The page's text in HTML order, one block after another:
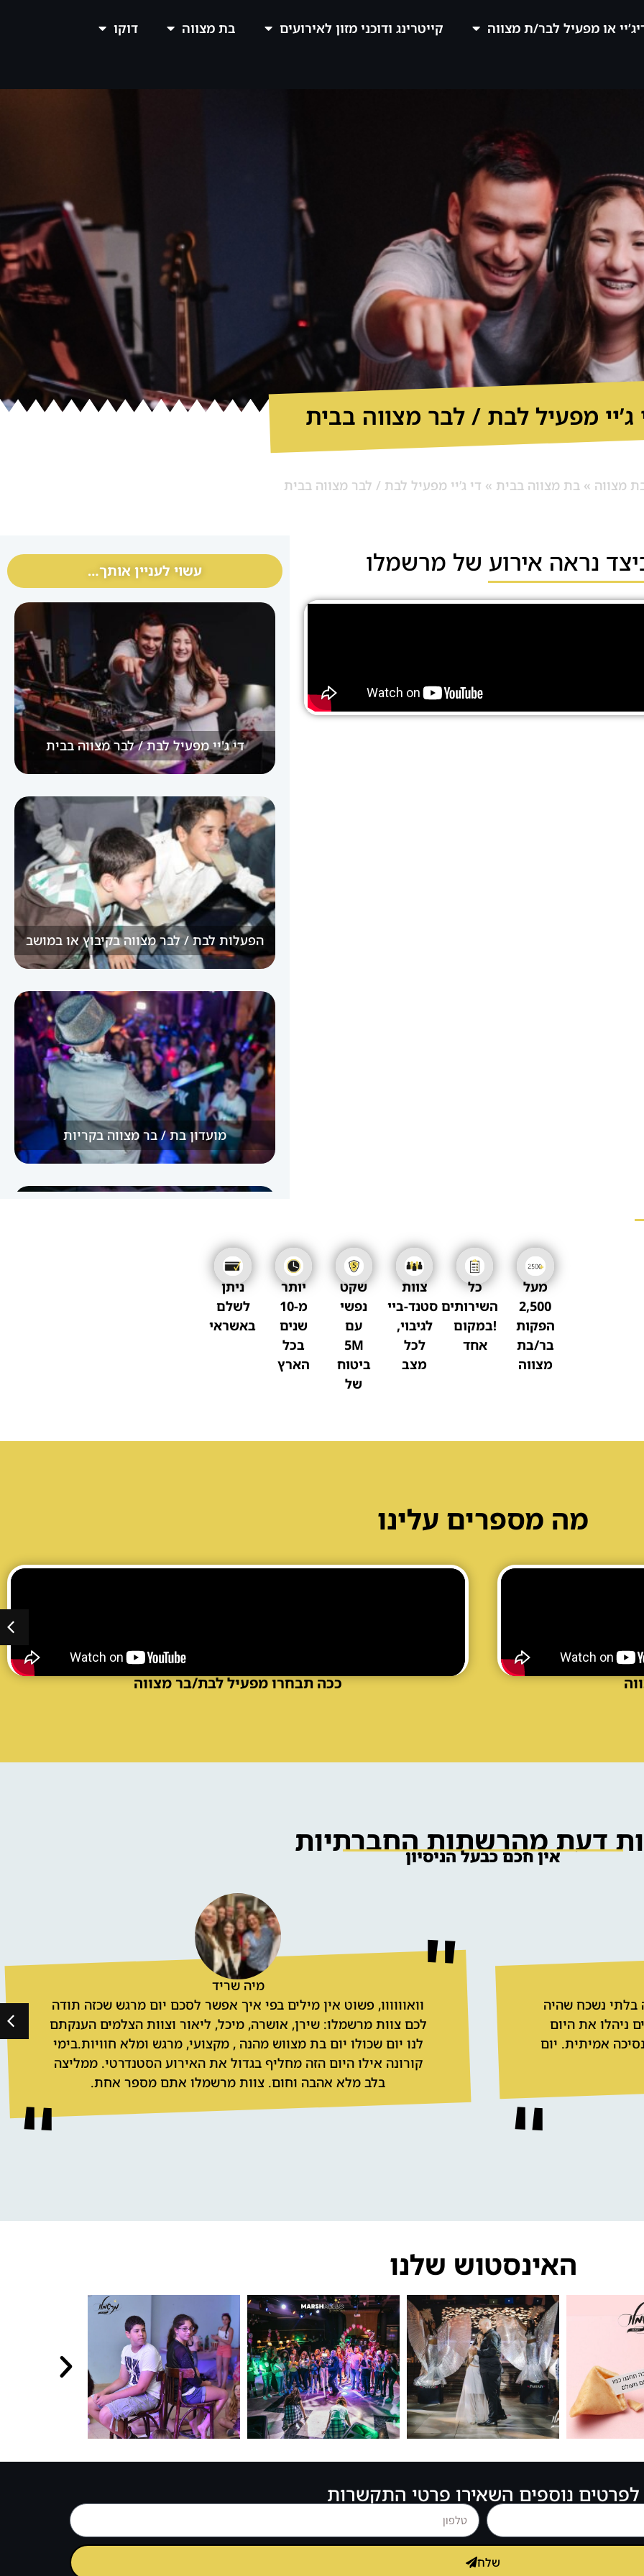
או מפעיל לבר/ת מצווה קייטרינג ודוכני מזון לאירועים בת מצווה דוקו
ג’יי מפעיל לבת / לבר מצווה בבית
מצווה » בת מצווה בבית » די ג’יי מפעיל לבת / לבר מצווה בבית
נראה אירוע של מרשמלו עשוי לעניין אותך…
די ג'יי מפעיל לבת / לבר מצווה בבית
הפעלות לבת / לבר מצווה בקיבוץ או במושב
מועדון בת / בר מצווה בקריות
אולם לבת / לבר מצווה בחיפה
מעל
2,500
הפקות
בר/בת
מצווה
כל
השירותים
!במקום
אחד
צוות
סטנד-ביי
לגיבוי,
לכל
מצב
שקט
נפשי
עם
5M
ביטוח
של
יותר
מ-10
שנים
בכל
הארץ
ניתן
לשלם
באשראי
מה מספרים עלינו
ככה תבחרו מפעיל לבת/בר מצווה
דעת מהרשתות החברתיות
אין חכם כבעל הניסיון
בלתי נשכח שהיה
ניהלו את היום
אמיתית. יום
מיה שריד
וואוווווו, פשוט אין מילים בפי איך אפשר לסכם יום מרגש שכזה תודה
לכם צוות מרשמלו: שירן, אושרה, מיכל, ליאור וצוות הצלמים הענקתם
לנו יום שכולו יום בת מצווש מהנה , מקצועי, מרגש ומלא חוויות.בימי
קורונה אילו היום הזה מחליף בגדול את האירוע הסטנדרטי. ממליצה
בלב מלא אהבה וחום. צוות מרשמלו אתם מספר אחת.
האינסטוש שלנו
לפרטים נוספים השאירו פרטי התקשרות
שלח